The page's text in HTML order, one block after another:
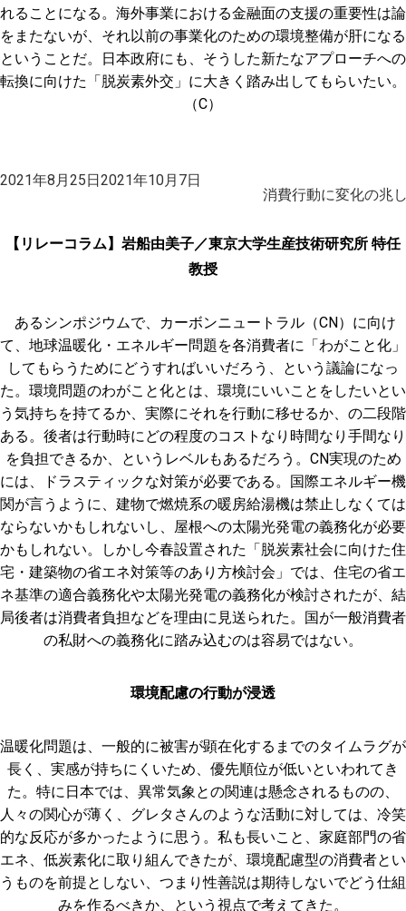
れることになる。海外事業における金融面の支援の重要性は論
をまたないが、それ以前の事業化のための環境整備が肝になる
ということだ。日本政府にも、そうした新たなアプローチへの
転換に向けた「脱炭素外交」に大きく踏み出してもらいたい。
（C）
投
2021年8月25日2021年10月7日
消費行動に変化の兆
【リレーコラム】岩船由美子／東京大学生産技術研究所 特任
教授
あるシンポジウムで、カーボンニュートラル（CN）に向け
て、地球温暖化・エネルギー問題を各消費者に「わがこと化」
してもらうためにどうすればいいだろう、という議論になっ
た。環境問題のわがこと化とは、環境にいいことをしたいとい
う気持ちを持てるか、実際にそれを行動に移せるか、の二段階
ある。後者は行動時にどの程度のコストなり時間なり手間なり
を負担できるか、というレベルもあるだろう。CN実現のため
には、ドラスティックな対策が必要である。国際エネルギー機
関が言うように、建物で燃焼系の暖房給湯機は禁止しなくては
ならないかもしれないし、屋根への太陽光発電の義務化が必要
かもしれない。しかし今春設置された「脱炭素社会に向けた住
宅・建築物の省エネ対策等のあり方検討会」では、住宅の省エ
ネ基準の適合義務化や太陽光発電の義務化が検討されたが、結
局後者は消費者負担などを理由に見送られた。国が一般消費者
の私財への義務化に踏み込むのは容易ではない。
環境配慮の行動が浸透
温暖化問題は、一般的に被害が顕在化するまでのタイムラグが
長く、実感が持ちにくいため、優先順位が低いといわれてき
た。特に日本では、異常気象との関連は懸念されるものの、
人々の関心が薄く、グレタさんのような活動に対しては、冷笑
的な反応が多かったように思う。私も長いこと、家庭部門の省
エネ、低炭素化に取り組んできたが、環境配慮型の消費者とい
うものを前提としない、つまり性善説は期待しないでどう仕組
みを作るべきか、という視点で考えてきた。